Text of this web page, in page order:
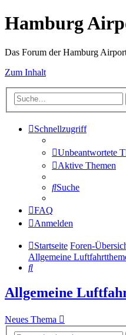
Hamburg
Das Forum der Hamburg
Zum Inhalt
Schnellzugriff
Unbeantwortete
Aktive Themen
Suche
FAQ
Anmelden
Startseite Foren-
Allgemeine
Suche
Allgemeine
Neues Thema